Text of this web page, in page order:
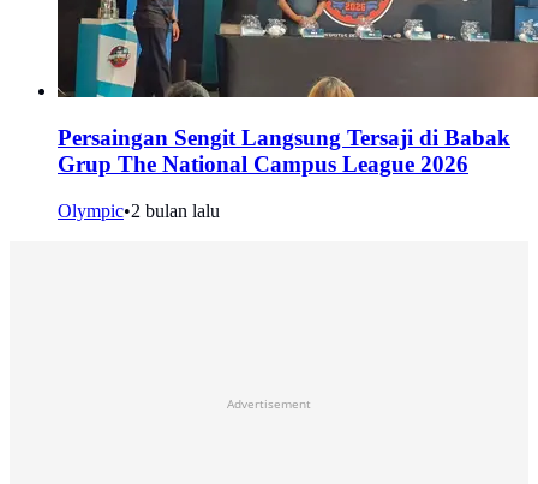
Persaingan Sengit Langsung Tersaji di Babak
Grup The National Campus League 2026
Olympic•2 bulan lalu
Advertisement